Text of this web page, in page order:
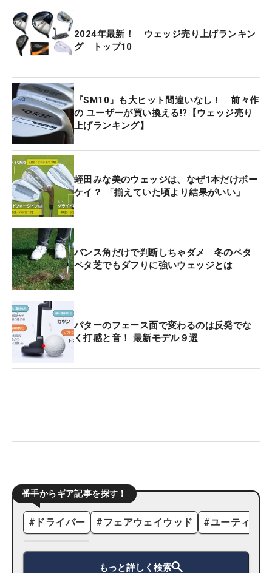
2024年最新！ ウェッジ売り上げランキン
グ トップ10
『SM10』も大ヒット間違いなし！ 前々作
の ユーザーが買い換える!?【ウェッジ売り
上げランキング】
蛭田みな美のウェッジは、なぜ1本だけボー
ケイ？ 「揃えていた頃より結果がいい」
バンス角だけで判断しちゃダメ 冬のペタ
ペタ芝でもダフりに強いウェッジとは
パターのフェース面で変わるのは反発でな
く打感と音！ 最新モデル９選
番手からギア記事を探す！
# ドライバー #フェアウェイウッド #ユーティリ
もっと詳しく検索